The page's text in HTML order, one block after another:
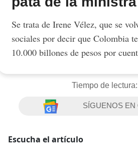
Se trata de Irene Vélez, que se
sociales por decir que Colombia
10.000 billones de pesos por
Tiempo de lectura:
SÍGUENOS EN
Escucha el artículo